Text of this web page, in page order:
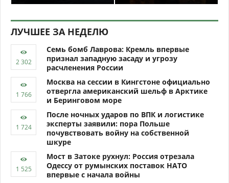
ЛУЧШЕЕ ЗА НЕДЕЛЮ
Семь бомб Лаврова: Кремль впервые
признал западную засаду и угрозу
расчленения России
Москва на сессии в Кингстоне официально
отвергла американский шельф в Арктике
и Беринговом море
После ночных ударов по ВПК и логистике
эксперты заявили: пора Польше
почувствовать войну на собственной
шкуре
Мост в Затоке рухнул: Россия отрезала
Одессу от румынских поставок НАТО
впервые с начала войны